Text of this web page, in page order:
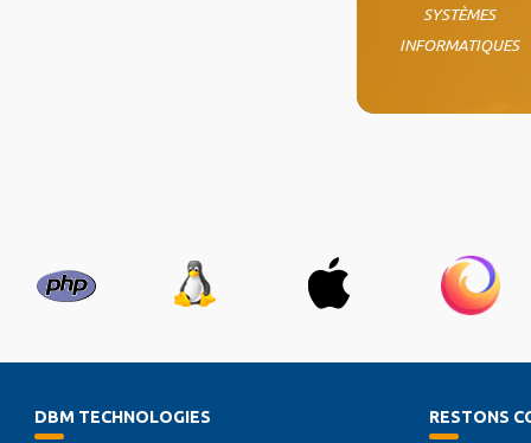
SYSTÈMES
INFORMATIQUES
DBM TECHNOLOGIES RESTONS